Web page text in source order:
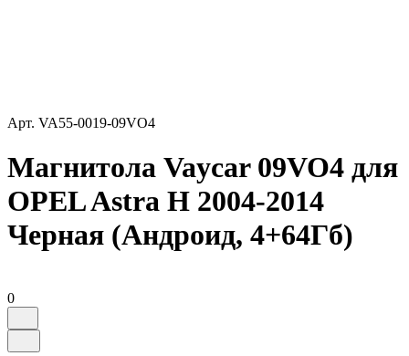
Арт. VA55-0019-09VO4
Магнитола Vaycar 09VO4 для
OPEL Astra H 2004-2014
Черная (Андроид, 4+64Гб)
0